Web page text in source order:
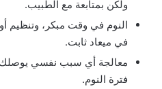
ولكن بمتابعة مع الطبيب.
النوم في وقت مبكر، وتنظيم
في ميعاد ثابت.
معالجة أي سبب نفسي يوصلك
فترة النوم.